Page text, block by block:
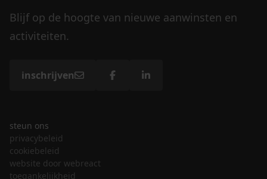
Blijf op de hoogte van nieuwe aanwinsten en
activiteiten.
inschrijven
steun ons
privacybeleid
cookiebeleid
website door webreact
toegankelijkheid